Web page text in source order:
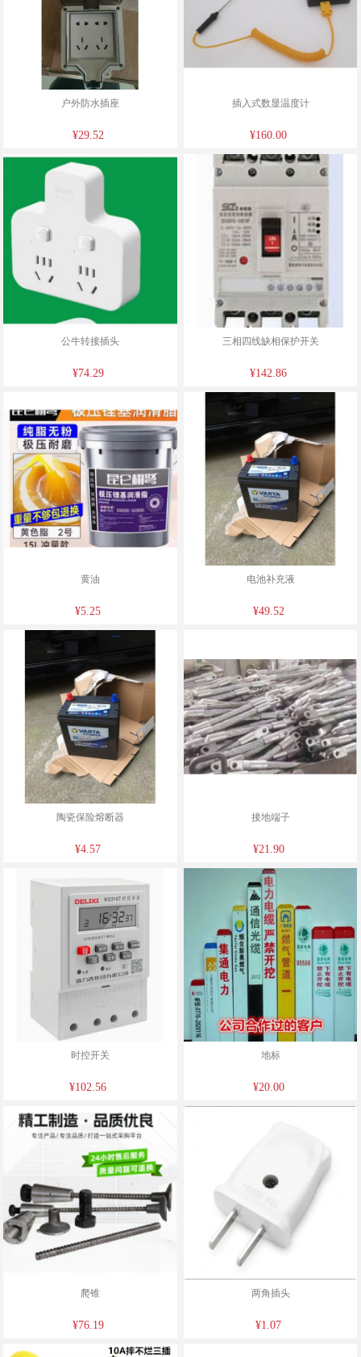
户外防水插座
¥29.52
插入式数显温度计
¥160.00
公牛转接插头
¥74.29
三相四线缺相保护开关
¥142.86
黄油
¥5.25
电池补充液
¥49.52
陶瓷保险熔断器
¥4.57
接地端子
¥21.90
时控开关
¥102.56
地标
¥20.00
爬锥
¥76.19
两角插头
¥1.07